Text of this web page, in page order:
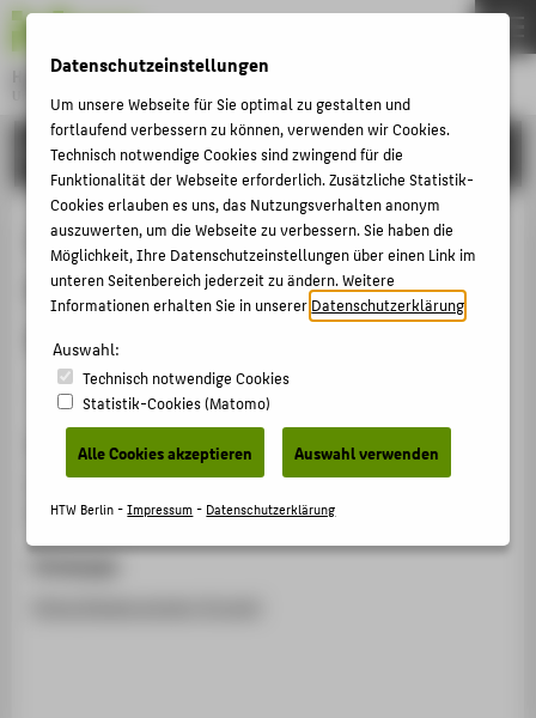
Hochschule für Technik und Wirtschaft Berlin
University of Applied Sciences
Menu
FORSCHUNG
Indoor and Outdoor Ageing of
Perovskite Solar Cells: Long-Term
Stability vs Meta-Stability
Veranstaltungsbeitrag › Vortrag › 2022
Veranstaltung
8th World Conference on PV Energy Conversion
Milano, Italy, 26.09.2022 - 30.09.2022
THEMEN
HOCHSCHULE
CAMPUS
STUDIUM
LEHRE
KARRIERE
INTERNATIONAL
INFORMATIONEN FÜR
STUDIENINTERESSIERTE
Datenschutzeinstellungen
Um unsere Webseite für Sie optimal zu gestalten und
fortlaufend verbessern zu können, verwenden wir Cookies.
Technisch notwendige Cookies sind zwingend für die
Funktionalität der Webseite erforderlich. Zusätzliche Statistik-
Cookies erlauben es uns, das Nutzungsverhalten anonym
auszuwerten, um die Webseite zu verbessern. Sie haben die
Möglichkeit, Ihre Datenschutzeinstellungen über einen Link im
unteren Seitenbereich jederzeit zu ändern. Weitere
Informationen erhalten Sie in unsererDatenschutzerklärung
Auswahl:
Technisch notwendige Cookies
Statistik-Cookies (Matomo)
Alle Cookies akzeptieren Auswahl verwenden
HTW Berlin -Impressum- Datenschutzerklärung